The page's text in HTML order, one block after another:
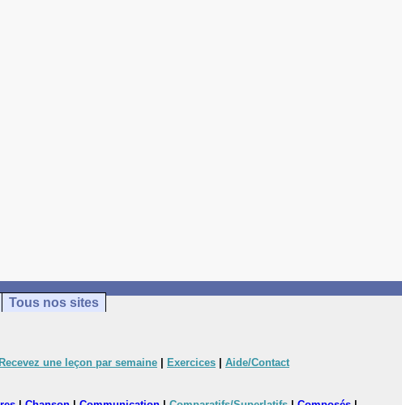
Tous nos sites
Recevez une leçon par semaine Exercices Aide/Contact